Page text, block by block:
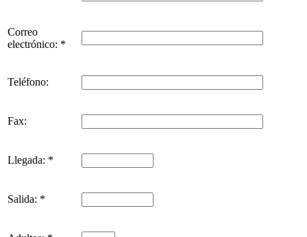
Correo
electrónico: *
Teléfono:
Fax:
Llegada: *
Salida: *